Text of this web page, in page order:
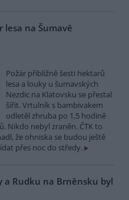
lesa na Šumavě
Požár přibližně šesti hektarů
lesa a louky u šumavských
Nezdic na Klatovsku se přestal
šířit. Vrtulník s bambivakem
odletěl zhruba po 1,5 hodině
Nikdo nebyl zraněn. ČTK to
že ohniska se budou ještě
přes noc do středy.
a Rudku na Brněnsku byl